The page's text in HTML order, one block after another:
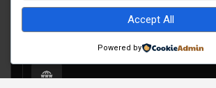
Accept All
Powered by